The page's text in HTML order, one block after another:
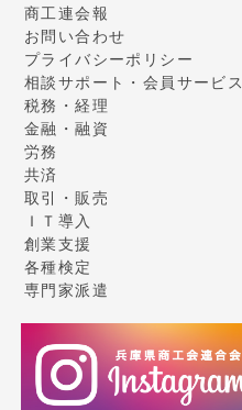
商工連会報
お問い合わせ
プライバシーポリシー
相談サポート・会員サービス
税務・経理
金融・融資
労務
共済
取引・販売
ＩＴ導入
創業支援
各種検定
専門家派遣